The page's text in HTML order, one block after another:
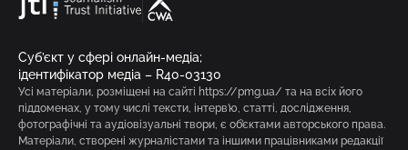
Суб’єкт у сфері онлайн-медіа;
ідентифікатор медіа – R40-03130
Усі матеріали, розміщені на сайті https://pmg.ua/ та на всіх його
піддоменах, у тому числі тексти, інтерв’ю, статті, дослідження,
фотографічні та аудіовізуальні твори, є об’єктами авторського права.
Матеріали, створені журналістами та іншими працівниками редакції